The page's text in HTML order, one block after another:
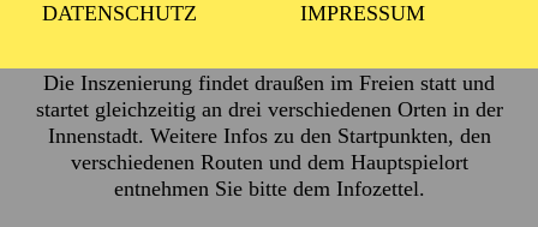
DATENSCHUTZ IMPRESSUM
Die Inszenierung findet draußen im Freien statt und
startet gleichzeitig an drei verschiedenen Orten in der
Innenstadt. Weitere Infos zu den Startpunkten, den
verschiedenen Routen und dem Hauptspielort
entnehmen Sie bitte dem Infozettel.